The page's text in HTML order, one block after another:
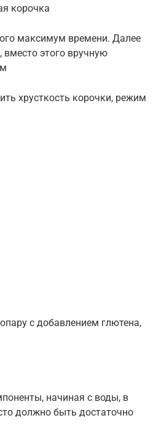
корочка
максимум времени. Далее
этого вручную
хрусткость корочки, режим
с добавлением глютена,
начиная с воды, в
должно быть достаточно